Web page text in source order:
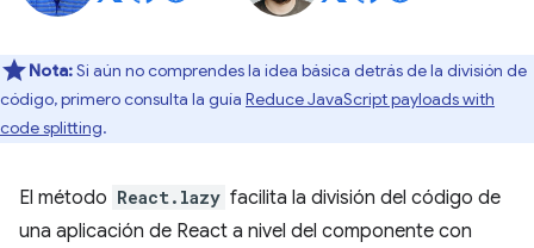
Nota:Si aún no comprendes la idea básica detrás de la división de
código, primero consulta la guía Reduce JavaScript payloads with
code splitting.
El método React.lazy facilita la división del código de
una aplicación de React a nivel del componente con